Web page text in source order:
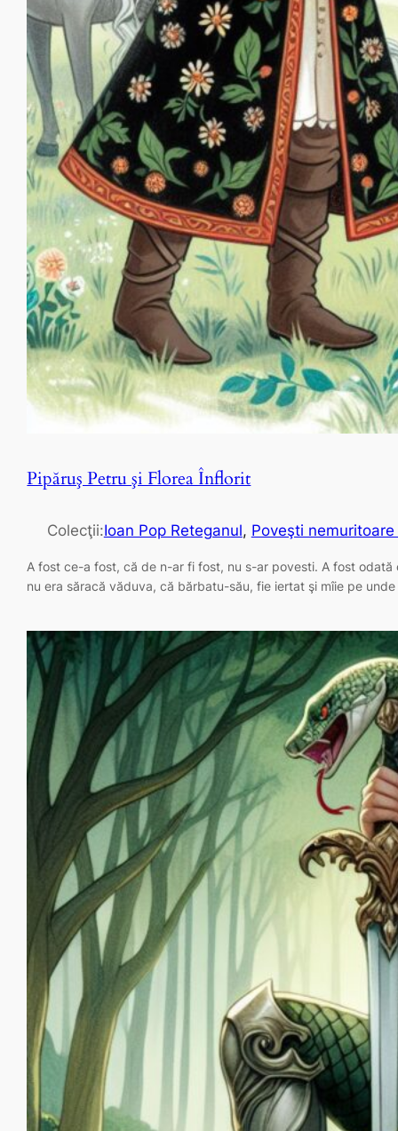
Pipăruş Petru şi Florea Înflorit
Colecţii:Ioan Pop Reteganul, Poveşti
A fost ce-a fost, că de n-ar fi fost, nu s-ar povesti. A fost
nu era săracă văduva, că bărbatu-său, fie iertat şi mîie pe